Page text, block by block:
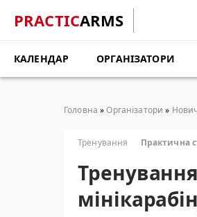
PRACTICARMS
КАЛЕНДАР ОРГАНІЗАТОРИ
Головна »Організатори »
Тренування Практична